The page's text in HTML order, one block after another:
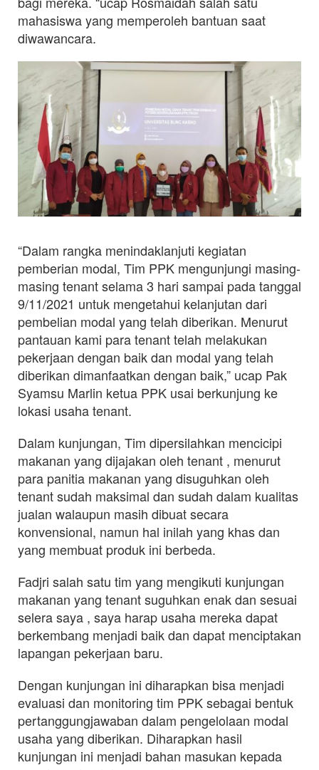
mahasiswa yang memperoleh bantuan saat
diwawancara.
“Dalam rangka menindaklanjuti kegiatan
pemberian modal, Tim PPK mengunjungi masing-
masing tenant selama 3 hari sampai pada tanggal
9/11/2021 untuk mengetahui kelanjutan dari
pembelian modal yang telah diberikan. Menurut
pantauan kami para tenant telah melakukan
pekerjaan dengan baik dan modal yang telah
diberikan dimanfaatkan dengan baik,” ucap Pak
Syamsu Marlin ketua PPK usai berkunjung ke
lokasi usaha tenant.
Dalam kunjungan, Tim dipersilahkan mencicipi
makanan yang dijajakan oleh tenant , menurut
para panitia makanan yang disuguhkan oleh
tenant sudah maksimal dan sudah dalam kualitas
jualan walaupun masih dibuat secara
konvensional, namun hal inilah yang khas dan
yang membuat produk ini berbeda.
Fadjri salah satu tim yang mengikuti kunjungan
makanan yang tenant suguhkan enak dan sesuai
selera saya , saya harap usaha mereka dapat
berkembang menjadi baik dan dapat menciptakan
lapangan pekerjaan baru.
Dengan kunjungan ini diharapkan bisa menjadi
evaluasi dan monitoring tim PPK sebagai bentuk
pertanggungjawaban dalam pengelolaan modal
usaha yang diberikan. Diharapkan hasil
kunjungan ini menjadi bahan masukan kepada